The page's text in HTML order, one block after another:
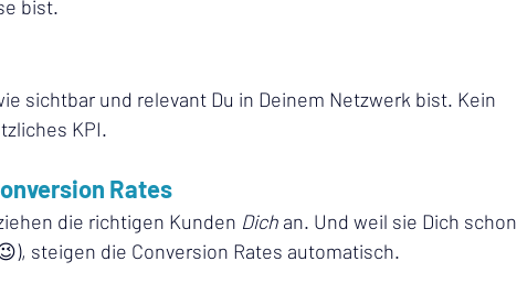
bist.
sichtbar und relevant Du in Deinem Netzwerk bist. Kein
KPI.
Rates
die richtigen Kunden Dich an. Und weil sie Dich schon
steigen die Conversion Rates automatisch.